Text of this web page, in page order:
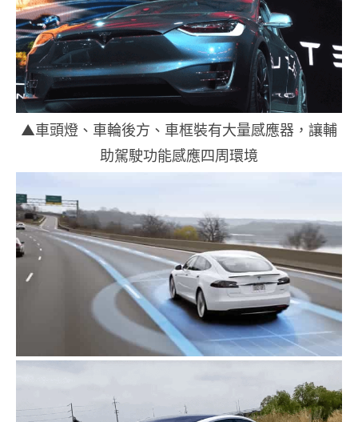
▲車頭燈、車輪後方、車框裝有大量感應器，讓輔
助駕駛功能感應四周環境